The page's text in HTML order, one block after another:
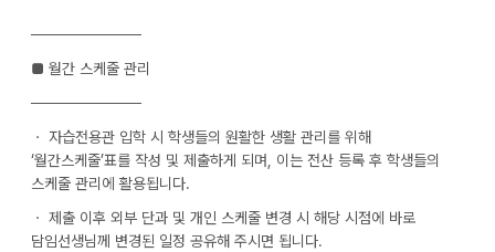
──────────
■ 월간 스케줄 관리
──────────
ㆍ 자습전용관 입학 시 학생들의 원활한 생활 관리를 위해
‘월간스케줄’표를 작성 및 제출하게 되며, 이는 전산 등록 후 학생들의
스케줄 관리에 활용됩니다.
ㆍ 제출 이후 외부 단과 및 개인 스케줄 변경 시 해당 시점에 바로
담임선생님께 변경된 일정 공유해 주시면 됩니다.